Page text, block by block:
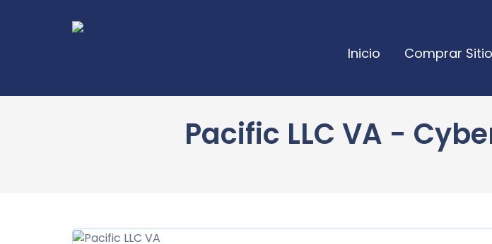
Inicio Comprar
Pacific LLC VA -